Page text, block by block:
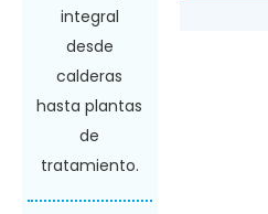
integral
desde
calderas
hasta plantas
de
tratamiento.​